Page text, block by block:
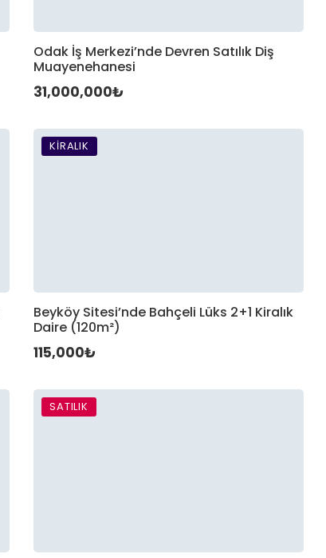
Odak İş Merkezi’nde Devren Satılık Diş
Muayenehanesi
31,000,000₺
KIRALIK
Beyköy Sitesi’nde Bahçeli Lüks 2+1 Kiralık
Daire (120m²)
115,000₺
SATILIK